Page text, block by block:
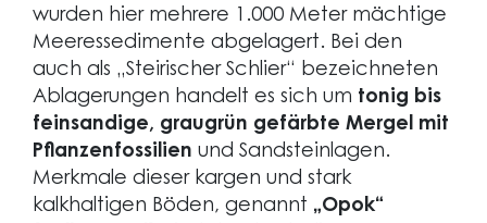
wurden hier mehrere 1.000 Meter mächtige
Meeressedimente abgelagert. Bei den
auch als „Steirischer Schlier“ bezeichneten
Ablagerungen handelt es sich um tonig bis
feinsandige, graugrün gefärbte Mergel mit
Pflanzenfossilien und Sandsteinlagen.
Merkmale dieser kargen und stark
kalkhaltigen Böden, genannt „Opok“